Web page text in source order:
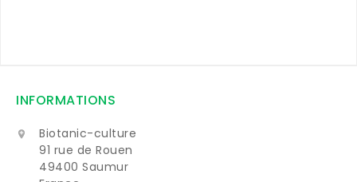
INFORMATIONS

Biotanic-culture
91 rue de Rouen
49400 Saumur